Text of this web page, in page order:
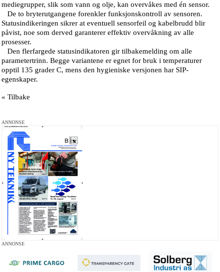
mediegrupper, slik som vann og olje, kan overvåkes med én sensor.
De to bryterutgangene forenkler funksjonskontroll av sensoren.
Statusindikeringen sikrer at eventuell sensorfeil og kabelbrudd blir
påvist, noe som derved garanterer effektiv overvåkning av alle
prosesser.
Den flerfargede statusindikatoren gir tilbakemelding om alle
parametertrinn. Begge variantene er egnet for bruk i temperaturer
opptil 135 grader C, mens den hygieniske versjonen har SIP-
egenskaper.
« Tilbake
ANNONSE
ANNONSE